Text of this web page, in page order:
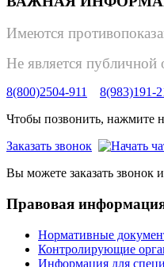
Имеются
Не является публичной
8(800)2504-911
8(983)191-
Чтобы позвонить, нажмите
Заказать звонок
Вы можете заказать звонок
Правовая
Нормативные
Контролирующие
Информация для